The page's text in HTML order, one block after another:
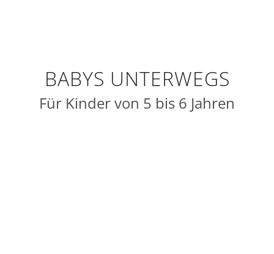
BABYS UNTERWEGS
Für Kinder von 5 bis 6 Jahren